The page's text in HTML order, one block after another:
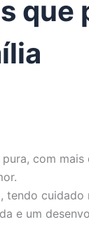
que
com mais
tendo cuidado
e um